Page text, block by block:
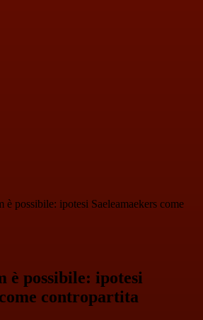
è possibile: ipotesi Saeleamaekers come
è possibile: ipotesi
contropartita